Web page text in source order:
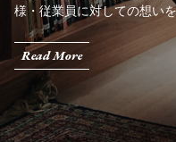
様・従業員に対しての想い
Read More